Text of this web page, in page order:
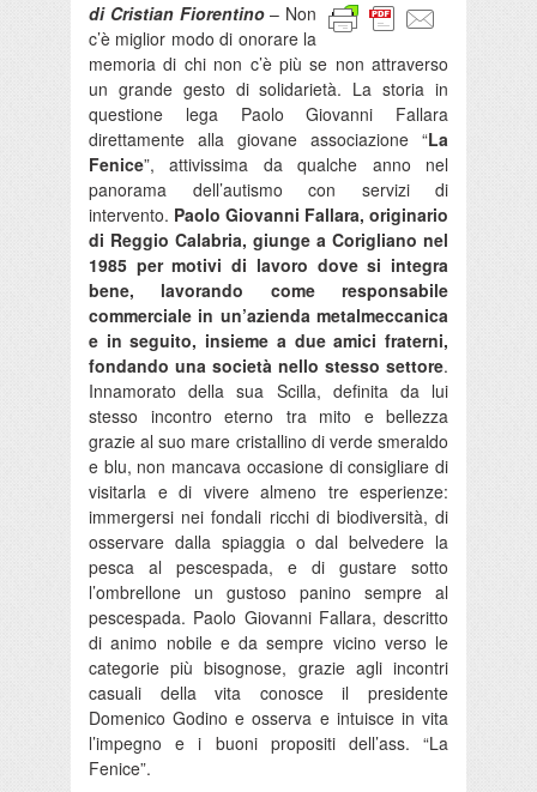
di Cristian Fiorentino– Non
c’è miglior modo di onorare la
memoria di chi non c’è più se non attraverso
un grande gesto di solidarietà. La storia in
questione lega Paolo Giovanni Fallara
direttamente alla giovane associazione “La
Fenice”, attivissima da qualche anno nel
panorama dell’autismo con servizi di
intervento. Paolo Giovanni Fallara, originario
di Reggio Calabria, giunge a Corigliano nel
1985 per motivi di lavoro dove si integra
bene, lavorando come responsabile
commerciale in un’azienda metalmeccanica
e in seguito, insieme a due amici fraterni,
fondando una società nello stesso settore.
Innamorato della sua Scilla, definita da lui
stesso incontro eterno tra mito e bellezza
grazie al suo mare cristallino di verde smeraldo
e blu, non mancava occasione di consigliare di
visitarla e di vivere almeno tre esperienze:
immergersi nei fondali ricchi di biodiversità, di
osservare dalla spiaggia o dal belvedere la
pesca al pescespada, e di gustare sotto
l’ombrellone un gustoso panino sempre al
pescespada. Paolo Giovanni Fallara, descritto
di animo nobile e da sempre vicino verso le
categorie più bisognose, grazie agli incontri
casuali della vita conosce il presidente
Domenico Godino e osserva e intuisce in vita
l’impegno e i buoni propositi dell’ass. “La
Fenice”.